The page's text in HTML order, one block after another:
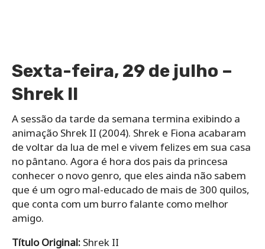
Sexta-feira, 29 de julho –
Shrek II
A sessão da tarde da semana termina exibindo a
animação Shrek II (2004). Shrek e Fiona acabaram
de voltar da lua de mel e vivem felizes em sua casa
no pântano. Agora é hora dos pais da princesa
conhecer o novo genro, que eles ainda não sabem
que é um ogro mal-educado de mais de 300 quilos,
que conta com um burro falante como melhor
amigo.
Título Original: Shrek II